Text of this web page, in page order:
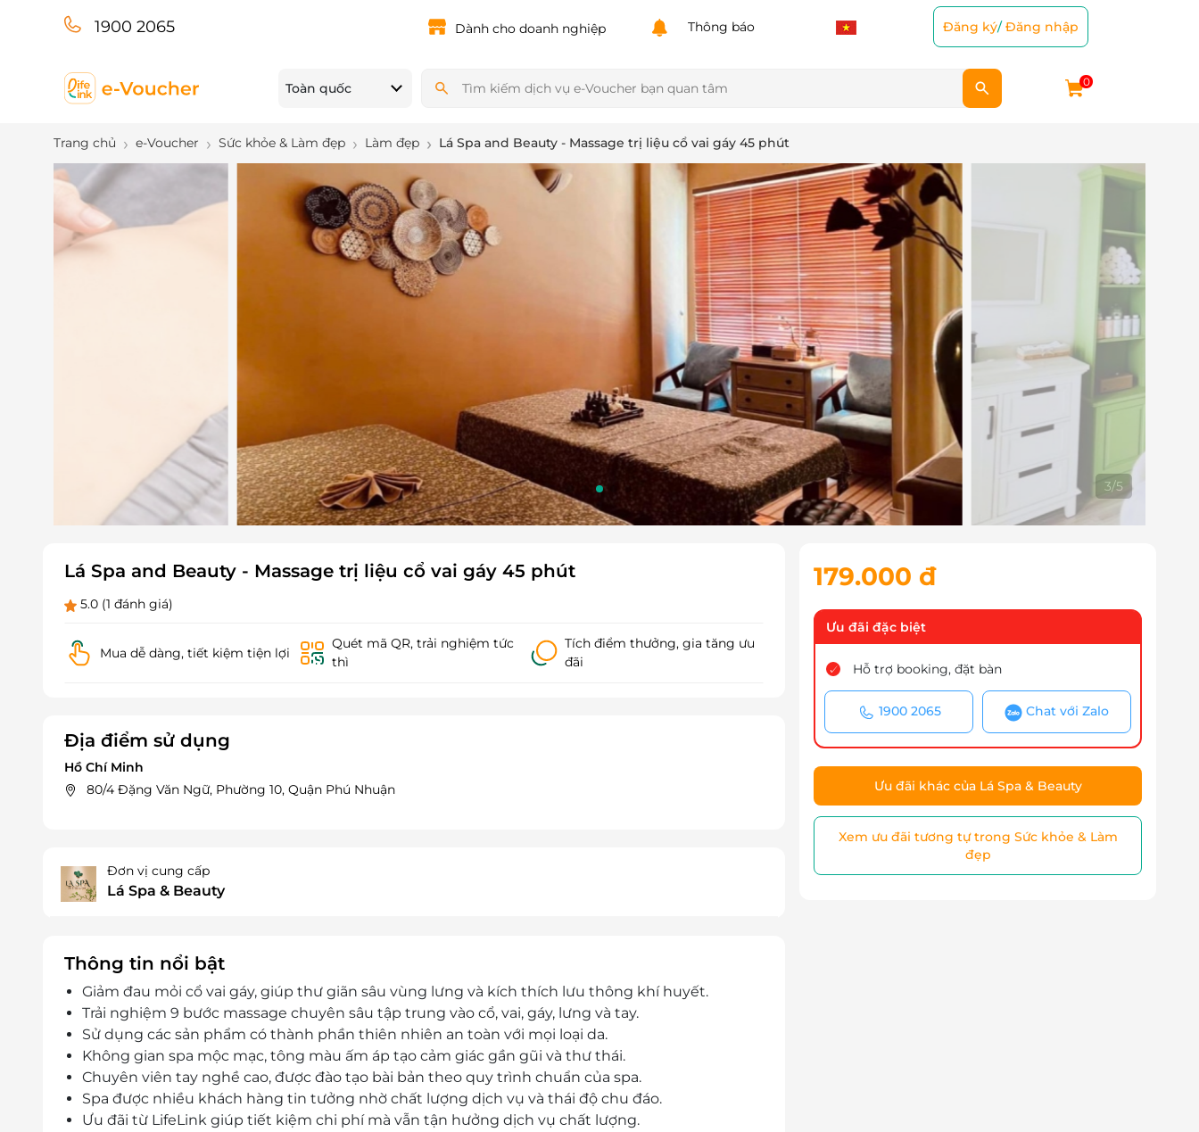
1900 2065 Dành cho doanh nghiệp Thông báo Đăng ký/Đăng nhập
Toàn quốc 0
Trang chủ e-Voucher Sức khỏe & Làm đẹp Làm đẹp Lá Spa and Beauty - Massage trị liệu cổ vai gáy 45 phút
4/5
Lá Spa and Beauty - Massage trị liệu cổ vai gáy 45 phút
5.0 (1 đánh giá)
Mua dễ dàng, tiết kiệm tiện lợi
Quét mã QR, trải nghiệm tức
thì
Tích điểm thưởng, gia tăng ưu
đãi
Địa điểm sử dụng
Hồ Chí Minh
80/4 Đặng Văn Ngữ, Phường 10, Quận Phú Nhuận
Đơn vị cung cấp
Lá Spa & Beauty
Thông tin nổi bật
Giảm đau mỏi cổ vai gáy, giúp thư giãn sâu vùng lưng và kích thích lưu thông khí huyết.
Trải nghiệm 9 bước massage chuyên sâu tập trung vào cổ, vai, gáy, lưng và tay.
Sử dụng các sản phẩm có thành phần thiên nhiên an toàn với mọi loại da.
Không gian spa mộc mạc, tông màu ấm áp tạo cảm giác gần gũi và thư thái.
Chuyên viên tay nghề cao, được đào tạo bài bản theo quy trình chuẩn của spa.
Spa được nhiều khách hàng tin tưởng nhờ chất lượng dịch vụ và thái độ chu đáo.
Ưu đãi từ LifeLink giúp tiết kiệm chi phí mà vẫn tận hưởng dịch vụ chất lượng.
179.000 đ
Ưu đãi đặc biệt
Hỗ trợ booking, đặt bàn
1900 2065 Chat với Zalo
Ưu đãi khác của Lá Spa & Beauty
Xem ưu đãi tương tự trong Sức khỏe & Làm
đẹp